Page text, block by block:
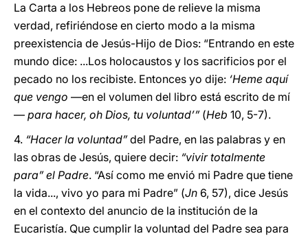
La Carta a los Hebreos pone de relieve la misma
verdad, refiriéndose en cierto modo a la misma
preexistencia de Jesús-Hijo de Dios: “Entrando en este
mundo dice: ...Los holocaustos y los sacrificios por el
pecado no los recibiste. Entonces yo dije: ‘Heme aquí
que vengo —en el volumen del libro está escrito de mí
— para hacer, oh Dios, tu voluntad’”(Heb 10, 5-7).
4. “Hacer la voluntad”del Padre, en las palabras y en
las obras de Jesús, quiere decir: “vivir totalmente
para” el Padre. “Así como me envió mi Padre que tiene
la vida..., vivo yo para mi Padre” (Jn 6, 57), dice Jesús
en el contexto del anuncio de la institución de la
Eucaristía. Que cumplir la voluntad del Padre sea para